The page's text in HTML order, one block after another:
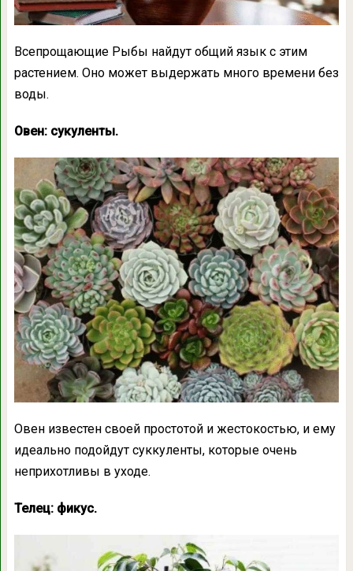
Всепрощающие Рыбы найдут общий язык с этим
растением. Оно может выдержать много времени без
воды.
Овен: сукуленты.
Овен известен своей простотой и жестокостью, и ему
идеально подойдут суккуленты, которые очень
неприхотливы в уходе.
Телец: фикус.